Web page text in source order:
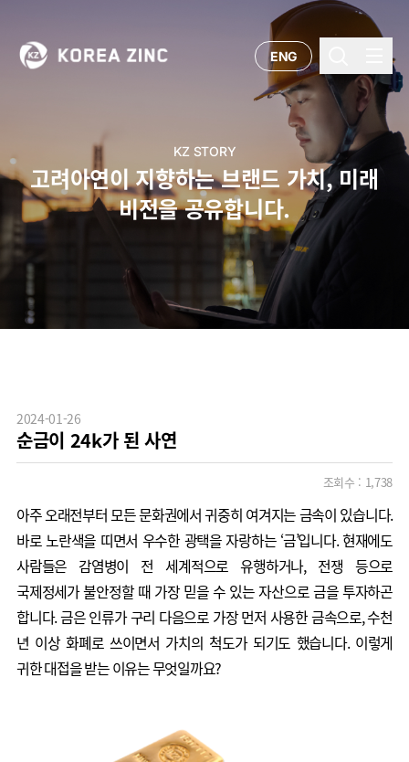
ENG
KZ STORY
고려아연이 지향하는 브랜드 가치, 미래
비전을 공유합니다.
순금이 24k가 된 사연
2024-01-26
조회수 : 1,738
아주 오래전부터 모든 문화권에서 귀중히 여겨지는 금속이 있습니다.
바로 노란색을 띠면서 우수한 광택을 자랑하는 ‘금’입니다. 현재에도
사람들은 감염병이 전 세계적으로 유행하거나, 전쟁 등으로
국제정세가 불안정할 때 가장 믿을 수 있는 자산으로 금을 투자하곤
합니다. 금은 인류가 구리 다음으로 가장 먼저 사용한 금속으로, 수천
년 이상 화폐로 쓰이면서 가치의 척도가 되기도 했습니다. 이렇게
귀한 대접을 받는 이유는 무엇일까요?